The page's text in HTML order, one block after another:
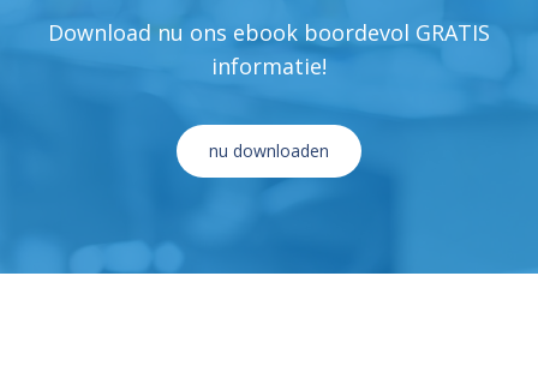
Download nu ons ebook boordevol GRATIS
informatie!
nu downloaden